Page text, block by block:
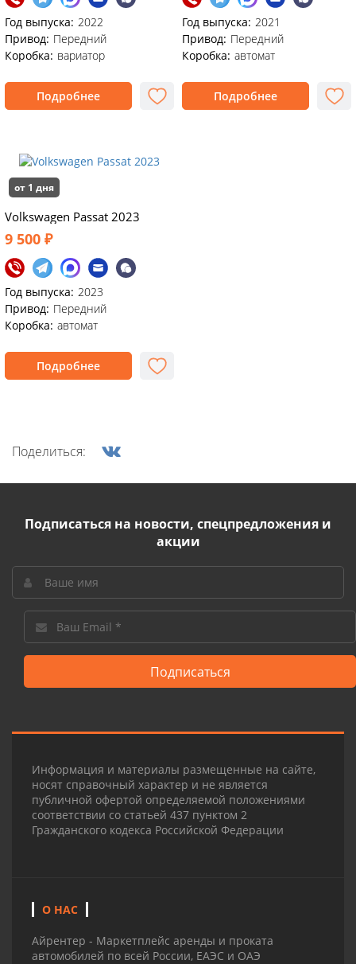
Год выпуска: 2022
Привод: Передний
Коробка: вариатор
Подробнее
Год выпуска: 2021
Привод: Передний
Коробка: автомат
Подробнее
от 1 дня
Volkswagen Passat 2023
9 500 ₽
Год выпуска: 2023
Привод: Передний
Коробка: автомат
Подробнее
Поделиться:
Подписаться на новости, спецпредложения и
акции
Подписаться
Информация и материалы размещенные на сайте,
носят справочный характер и не является
публичной офертой определяемой положениями
соответствии со статьей 437 пунктом 2
Гражданского кодекса Российской Федерации
О НАС
Айрентер - Маркетплейс аренды и проката
автомобилей по всей России, ЕАЭС и ОАЭ